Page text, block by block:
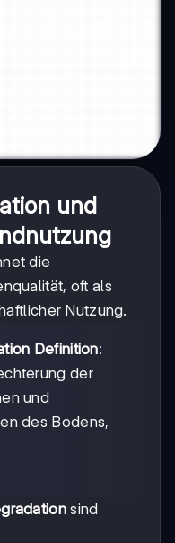
und
die
oft als
Nutzung.
Definition:
der
und
des Bodens,
sind